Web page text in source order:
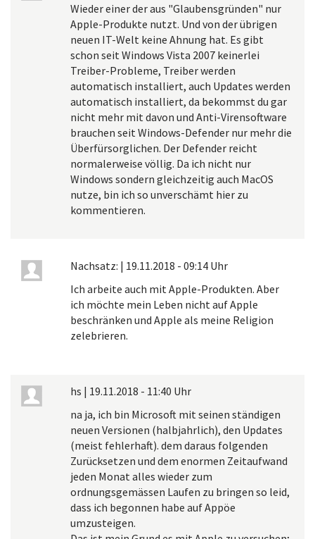
Wieder einer der aus "Glaubensgründen" nur
Apple-Produkte nutzt. Und von der übrigen
neuen IT-Welt keine Ahnung hat. Es gibt
schon seit Windows Vista 2007 keinerlei
Treiber-Probleme, Treiber werden
automatisch installiert, auch Updates werden
automatisch installiert, da bekommst du gar
nicht mehr mit davon und Anti-Virensoftware
brauchen seit Windows-Defender nur mehr die
Überfürsorglichen. Der Defender reicht
normalerweise völlig. Da ich nicht nur
Windows sondern gleichzeitig auch MacOS
nutze, bin ich so unverschämt hier zu
kommentieren.
Nachsatz: | 19.11.2018 - 09:14 Uhr
Ich arbeite auch mit Apple-Produkten. Aber
ich möchte mein Leben nicht auf Apple
beschränken und Apple als meine Religion
zelebrieren.
hs | 19.11.2018 - 11:40 Uhr
na ja, ich bin Microsoft mit seinen ständigen
neuen Versionen (halbjahrlich), den Updates
(meist fehlerhaft). dem daraus folgenden
Zurücksetzen und dem enormen Zeitaufwand
jeden Monat alles wieder zum
ordnungsgemässen Laufen zu bringen so leid,
dass ich begonnen habe auf Appöe
umzusteigen.